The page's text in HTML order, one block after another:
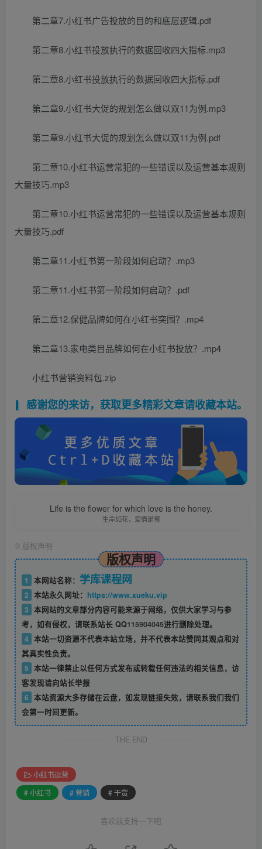
第二章7.小红书广告投放的目的和底层逻辑.pdf
第二章8.小红书投放执行的数据回收四大指标.mp3
第二章8.小红书投放执行的数据回收四大指标.pdf
第二章9.小红书大促的规划怎么做以双11为例.mp3
第二章9.小红书大促的规划怎么做以双11为例.pdf
第二章10.小红书运营常犯的一些错误以及运营基本规则
大量技巧.mp3
第二章10.小红书运营常犯的一些错误以及运营基本规则
大量技巧.pdf
第二章11.小红书第一阶段如何启动？.mp3
第二章11.小红书第一阶段如何启动？.pdf
第二章12.保健品牌如何在小红书突围？.mp4
第二章13.家电类目品牌如何在小红书投放？.mp4
小红书营销资料包.zip
感谢您的来访，获取更多精彩文章请收藏本站。
Life is the flower for which love is the honey.
生命如花，爱情是蜜
© 版权声明
版权声明
1 本网站名称： 学库课程网
2 本站永久网址： https://www.xueku.vip
3 本网站的文章部分内容可能来源于网络，仅供大家学习与参
考，如有侵权，请联系站长 QQ115904045进行删除处理。
4 本站一切资源不代表本站立场，并不代表本站赞同其观点和对
其真实性负责。
5 本站一律禁止以任何方式发布或转载任何违法的相关信息，访
客发现请向站长举报
6 本站资源大多存储在云盘，如发现链接失效，请联系我们我们
会第一时间更新。
THE END
小红书运营
# 小红书
# 营销 # 干货
喜欢就支持一下吧